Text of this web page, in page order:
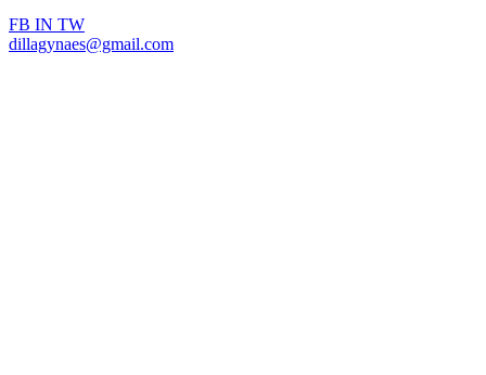
FB IN TW
dillagynaes@gmail.com